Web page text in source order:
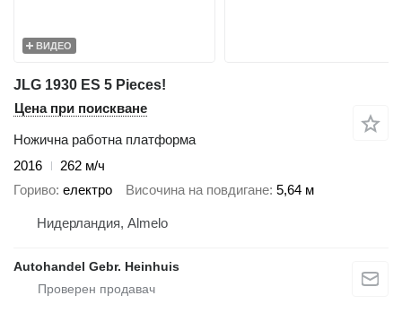
ВИДЕО
JLG 1930 ES 5 Pieces!
Цена при поискване
Ножична работна платформа
2016
262 м/ч
Гориво електро Височина на повдигане 5,64 м
Нидерландия, Almelo
Autohandel Gebr. Heinhuis